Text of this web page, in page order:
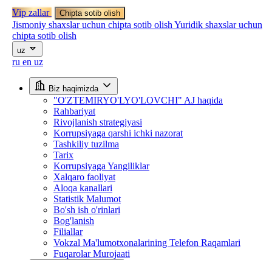
Vip zallar Chipta sotib olish
Jismoniy shaxslar uchun chipta sotib olish Yuridik shaxslar uchun
chipta sotib olish
uz
ru en uz
Biz haqimizda
"O'ZTEMIRYO'LYO'LOVCHI" AJ haqida
Rahbariyat
Rivojlanish strategiyasi
Korrupsiyaga qarshi ichki nazorat
Tashkiliy tuzilma
Tarix
Korrupsiyaga Yangiliklar
Xalqaro faoliyat
Aloqa kanallari
Statistik Malumot
Bo'sh ish o'rinlari
Bog'lanish
Filiallar
Vokzal Ma'lumotxonalarining Telefon Raqamlari
Fuqarolar Murojaati